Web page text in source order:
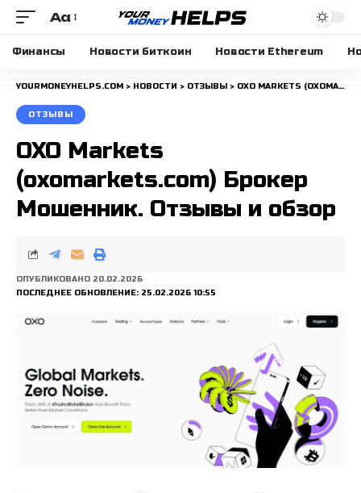
Размера
шрифта
Aa
Финансы Новости биткоин Новости Ethereum
YOURMONEYHELPS.COM > НОВОСТИ > ОТЗЫВЫ > OXO MARKETS (OXOMARKETS.COM) БРОКЕР МОШЕННИК. ОТЗЫВЫ И ОБЗОР
ОТЗЫВЫ
OXO Markets
(oxomarkets.com) Брокер
Мошенник. Отзывы и обзор
ПОСЛЕДНЕЕ ОБНОВЛЕНИЕ: 25.02.2026 10:55
ОПУБЛИКОВАНО 20.02.2026